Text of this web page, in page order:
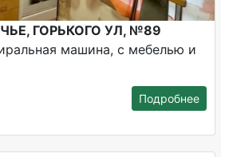
ГОРЬКОГО УЛ, №89
машина, с мебелью и
Подробнее